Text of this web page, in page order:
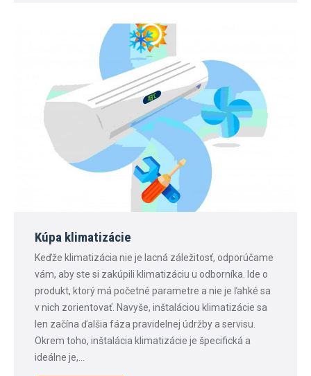
Kúpa klimatizácie
Keďže klimatizácia nie je lacná záležitosť, odporúčame
vám, aby ste si zakúpili klimatizáciu u odborníka. Ide o
produkt, ktorý má početné parametre a nie je ľahké sa
v nich zorientovať. Navyše, inštaláciou klimatizácie sa
len začína ďalšia fáza pravidelnej údržby a servisu.
Okrem toho, inštalácia klimatizácie je špecifická a
ideálne je,…